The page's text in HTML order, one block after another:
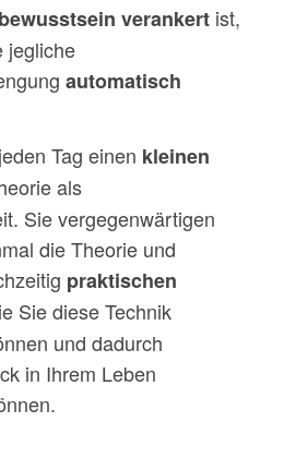
verankert ist,
jegliche
automatisch
Tag einen kleinen
als
Sie vergegenwärtigen
die Theorie und
praktischen
Sie diese Technik
und dadurch
in Ihrem Leben